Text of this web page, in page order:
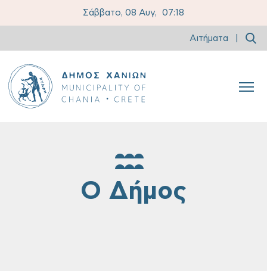
Σάββατο, 08 Αυγ, 07:18
Αιτήματα
Ο Δήμος